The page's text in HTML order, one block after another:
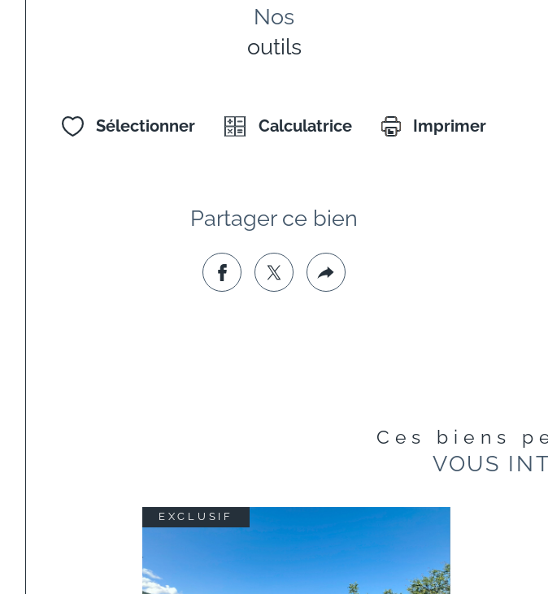
Nos
outils
Sélectionner Calculatrice Imprimer
Partager ce bien
Ces biens
VOUS
EXCLUSIF